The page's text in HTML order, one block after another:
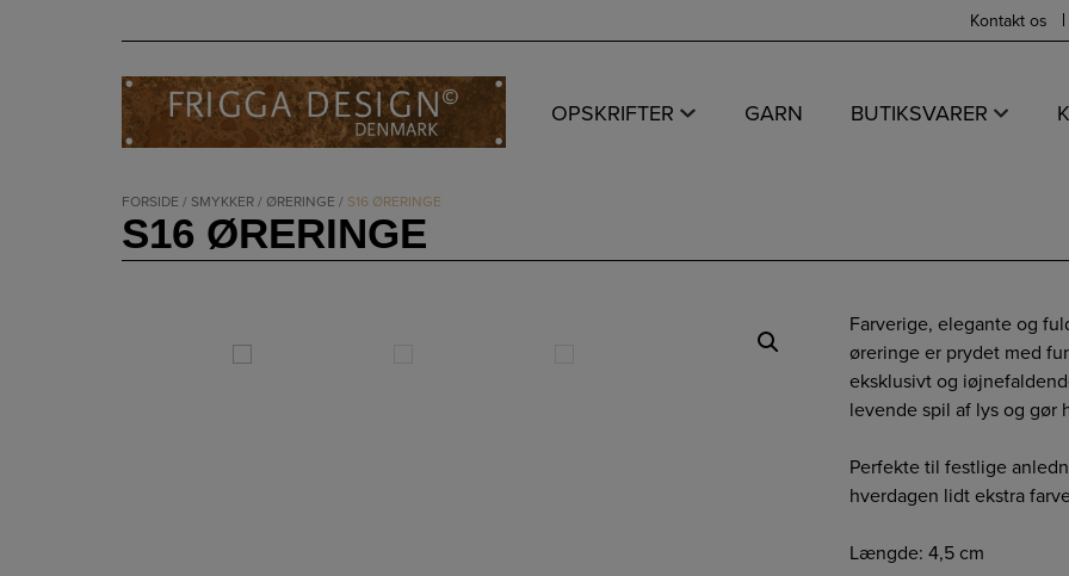
Kontakt os
OPSKRIFTER GARN BUTIKSVARER
FORSIDE / SMYKKER/ ØRERINGE / S16 ØRERINGE
S16 ØRERINGE
Farverige, elegante og
øreringe er prydet med
eksklusivt og
levende spil af lys og
Perfekte til festlige
hverdagen lidt ekstra
Længde: 4,5 cm